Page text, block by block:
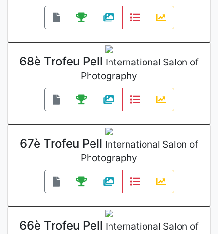
68è Trofeu Pell International Salon of
Photography
67è Trofeu Pell International Salon of
Photography
66è Trofeu Pell International Salon of